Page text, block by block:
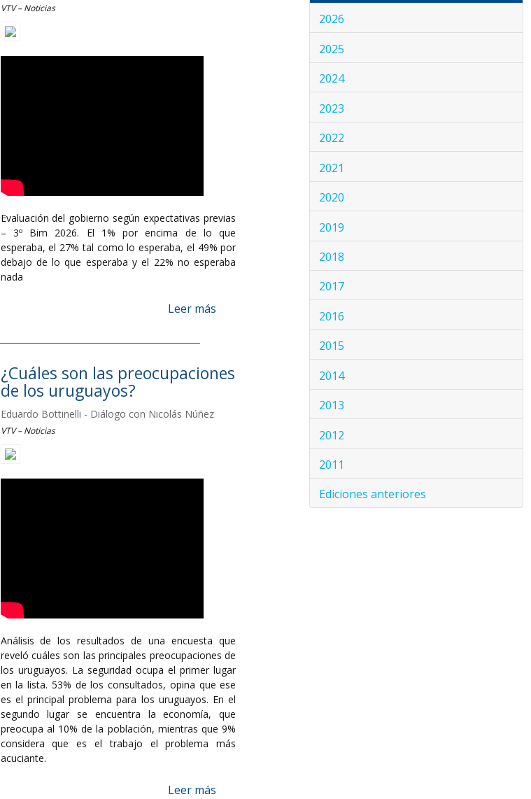
VTV – Noticias
Evaluación del gobierno según expectativas previas
– 3º Bim 2026. El 1% por encima de lo que
esperaba, el 27% tal como lo esperaba, el 49% por
debajo de lo que esperaba y el 22% no esperaba
nada
Leer más
¿Cuáles son las preocupaciones
de los uruguayos?
Eduardo Bottinelli - Diálogo con Nicolás Núñez
VTV – Noticias
Análisis de los resultados de una encuesta que
reveló cuáles son las principales preocupaciones de
los uruguayos. La seguridad ocupa el primer lugar
en la lista. 53% de los consultados, opina que ese
es el principal problema para los uruguayos. En el
segundo lugar se encuentra la economía, que
preocupa al 10% de la población, mientras que 9%
considera que es el trabajo el problema más
acuciante.
Leer más
2026
2025
2024
2023
2022
2021
2020
2019
2018
2017
2016
2015
2014
2013
2012
2011
Ediciones anteriores